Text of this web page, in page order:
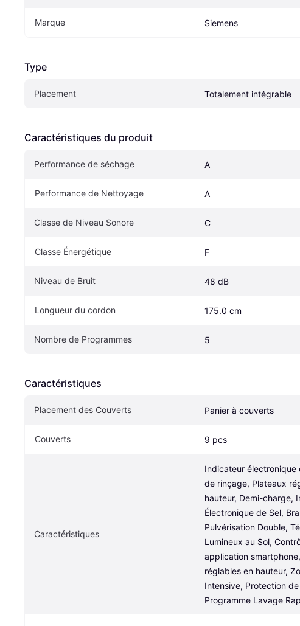
Marque Siemens
Type
Placement Totalement intégrable
Caractéristiques du produit
Performance de séchage A
Performance de Nettoyage A
Classe de Niveau Sonore C
Classe Énergétique F
Niveau de Bruit 48 dB
Longueur du cordon 175.0 cm
Nombre de Programmes 5
Caractéristiques
Placement des Couverts Panier à couverts
Couverts 9 pcs
Caractéristiques
Indicateur électronique
de rinçage, Plateaux
hauteur, Demi-charge,
Électronique de Sel,
Pulvérisation Double,
Lumineux au Sol,
application
réglables en hauteur,
Intensive, Protection de
Programme Lavage